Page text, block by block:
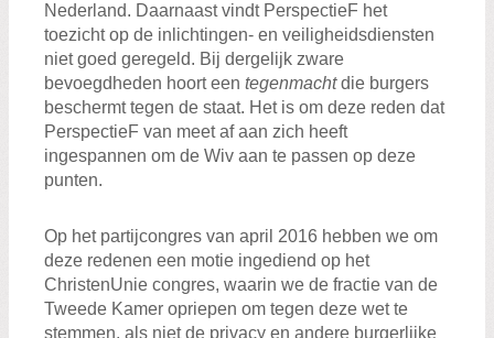
Nederland. Daarnaast vindt PerspectieF het
toezicht op de inlichtingen- en veiligheidsdiensten
niet goed geregeld. Bij dergelijk zware
bevoegdheden hoort een tegenmachtdie burgers
beschermt tegen de staat. Het is om deze reden dat
PerspectieF van meet af aan zich heeft
ingespannen om de Wiv aan te passen op deze
punten.
Op het partijcongres van april 2016 hebben we om
deze redenen een motie ingediend op het
ChristenUnie congres, waarin we de fractie van de
Tweede Kamer opriepen om tegen deze wet te
stemmen, als niet de privacy en andere burgerlijke